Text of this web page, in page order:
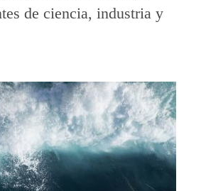
de ciencia, industria y